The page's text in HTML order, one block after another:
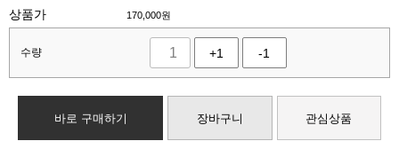
상품가 170,000원
수량 +1 -1
바로 구매하기 장바구니 관심상품